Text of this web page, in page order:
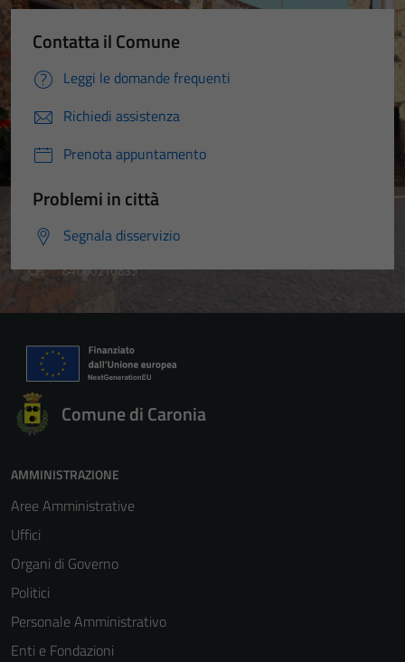
Contatta il Comune
Leggi le domande frequenti
Richiedi assistenza
Prenota appuntamento
Problemi in città
Segnala disservizio
Comune di Caronia
AMMINISTRAZIONE
Aree Amministrative
Uffici
Organi di Governo
Politici
Personale Amministrativo
Enti e Fondazioni